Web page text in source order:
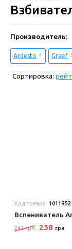
Производитель:
Ardesto 4 Graef 3
Сортировка:
Код товара: 1011952
Вспениватель
242 грн 238 грн